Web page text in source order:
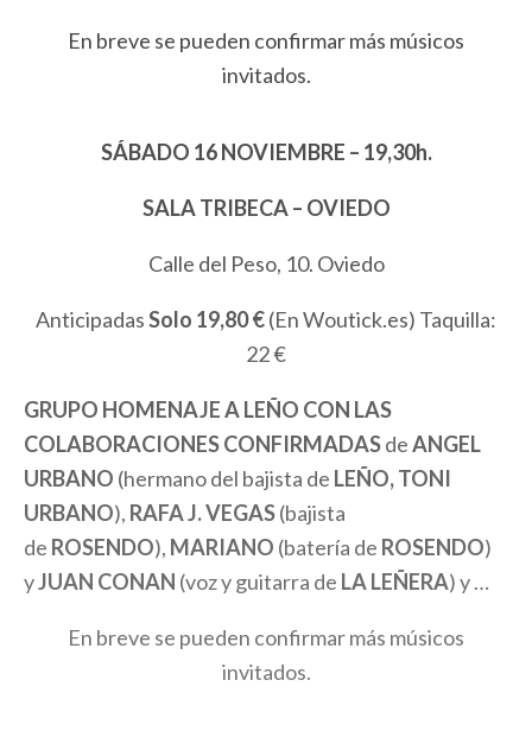
En breve se pueden confirmar más músicos
invitados.
SÁBADO 16 NOVIEMBRE – 19,30h.
SALA TRIBECA – OVIEDO
Calle del Peso, 10. Oviedo
AnticipadasSolo 19,80 €(En Woutick.es) Taquilla:
22 €
GRUPO HOMENAJE A LEÑO CON LAS
COLABORACIONES CONFIRMADASdeANGEL
URBANO (hermano del bajista de LEÑO, TONI
URBANO), RAFA J. VEGAS(bajista
de ROSENDO), MARIANO (batería de ROSENDO)
yJUAN CONAN (voz y guitarra de LA LEÑERA) y …
En breve se pueden confirmar más músicos
invitados.